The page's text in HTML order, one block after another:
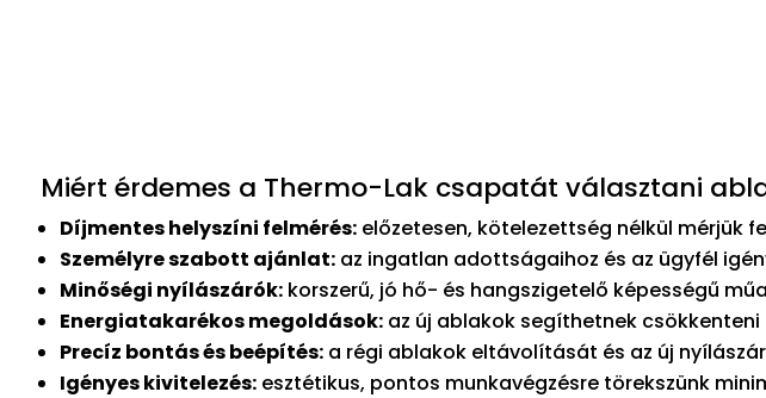
Miért érdemes a Thermo-Lak csapatát választani
Díjmentes helyszíni felmérés:előzetesen, kötelezettség nélkül mérjük
Személyre szabott ajánlat:az ingatlan adottságaihoz és az ügyfél
Minőségi nyílászárók:korszerű, jó hő- és hangszigetelő képességű
Energiatakarékos megoldások:az új ablakok segíthetnek
Precíz bontás és beépítés:a régi ablakok eltávolítását és az új
Igényes kivitelezés:esztétikus, pontos munkavégzésre törekszünk